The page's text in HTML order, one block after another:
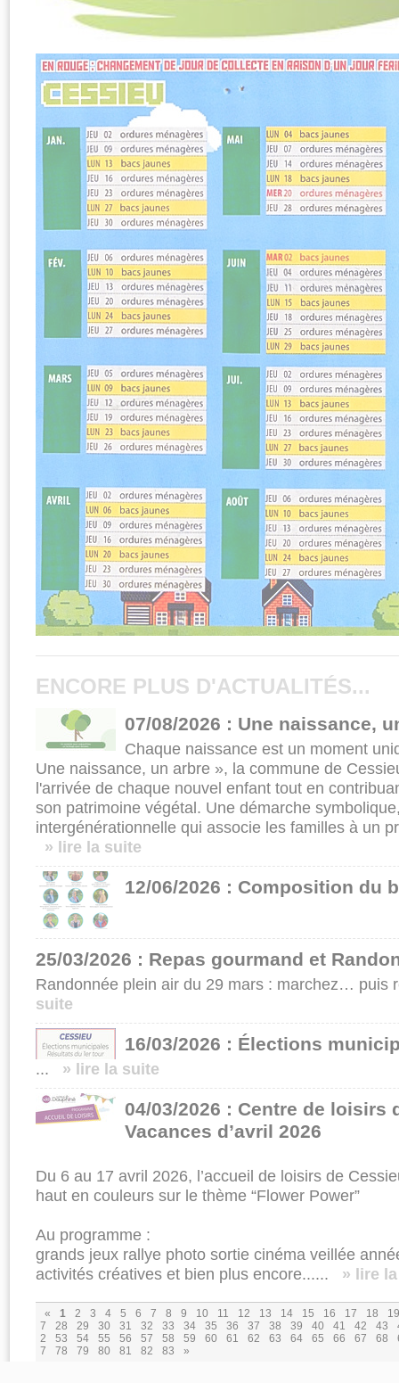
ENCORE PLUS D'ACTUALITÉS...
07/08/2026 : Une naissance,
Chaque naissance est un moment
Une naissance, un arbre », la commune de
l'arrivée de chaque nouvel enfant tout en
son patrimoine végétal. Une démarche
intergénérationnelle qui associe les familles à un
» lire la suite
12/06/2026 : Composition du
25/03/2026 : Repas gourmand et
Randonnée plein air du 29 mars : marchez… puis
suite
16/03/2026 : Élections
... » lire la suite
04/03/2026 : Centre de loisirs
Vacances d’avril 2026
Du 6 au 17 avril 2026, l’accueil de loisirs de
haut en couleurs sur le thème “Flower Power”
Au programme :
grands jeux rallye photo sortie cinéma veillée
activités créatives et bien plus encore......
» lire
« 1 2 3 4 5 6 7 8 9 10 11 12 13 14 15 16 17 18
19
7
28 29 30 31 32 33 34 35 36 37 38 39 40 41 42 43
2
53 54 55 56 57 58 59 60 61 62 63 64 65 66 67 68
7
78 79 80 81 82 83 »